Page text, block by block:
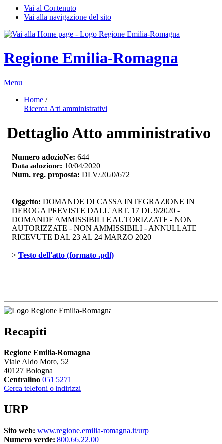
Vai al Contenuto
Vai alla navigazione del sito
Regione Emilia-Romagna
Menu
Home /
Ricerca Atti amministrativi
Dettaglio Atto amministrativo
Numero adozioNe: 644
Data adozione: 10/04/2020
Num. reg. proposta: DLV/2020/672
Oggetto: DOMANDE DI CASSA INTEGRAZIONE IN
DEROGA PREVISTE DALL' ART. 17 DL 9/2020 -
DOMANDE AMMISSIBILI E AUTORIZZATE - NON
AUTORIZZATE - NON AMMISSIBILI - ANNULLATE
RICEVUTE DAL 23 AL 24 MARZO 2020
> Testo dell'atto (formato .pdf)
Recapiti
Regione Emilia-Romagna
Viale Aldo Moro, 52
40127 Bologna
Centralino 051 5271
Cerca telefoni o indirizzi
URP
Sito web: www.regione.emilia-romagna.it/urp
Numero verde: 800.66.22.00